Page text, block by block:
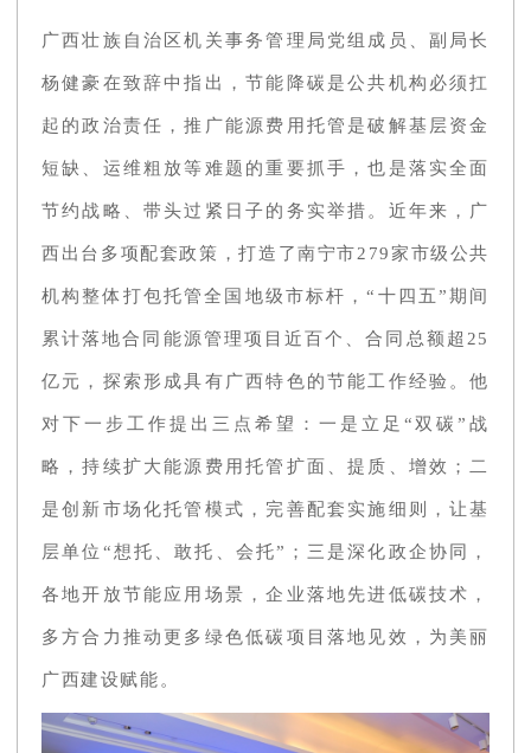
广西壮族自治区机关事务管理局党组成员、副局长
杨健豪在致辞中指出，节能降碳是公共机构必须扛
起的政治责任，推广能源费用托管是破解基层资金
短缺、运维粗放等难题的重要抓手，也是落实全面
节约战略、带头过紧日子的务实举措。近年来，广
西出台多项配套政策，打造了南宁市279家市级公共
机构整体打包托管全国地级市标杆，“十四五”期间
累计落地合同能源管理项目近百个、合同总额超25
亿元，探索形成具有广西特色的节能工作经验。他
对下一步工作提出三点希望：一是立足“双碳”战
略，持续扩大能源费用托管扩面、提质、增效；二
是创新市场化托管模式，完善配套实施细则，让基
层单位“想托、敢托、会托”；三是深化政企协同，
各地开放节能应用场景，企业落地先进低碳技术，
多方合力推动更多绿色低碳项目落地见效，为美丽
广西建设赋能。